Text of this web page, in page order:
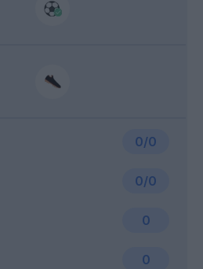
0/0
0
0/0
0